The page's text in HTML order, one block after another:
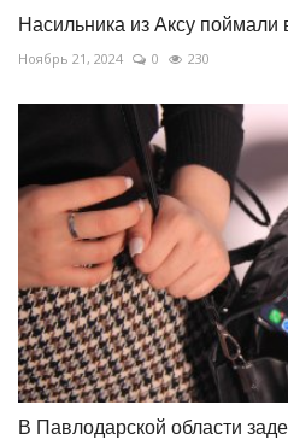
Насильника из Аксу поймали
Ноябрь 21, 2024 0 230
В Павлодарской области